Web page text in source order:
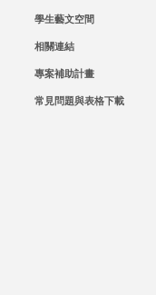
學生藝文空間
相關連結
專案補助計畫
常見問題與表格下載